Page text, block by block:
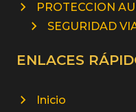
PROTECCION
SEGURIDAD
ENLACES
Inicio